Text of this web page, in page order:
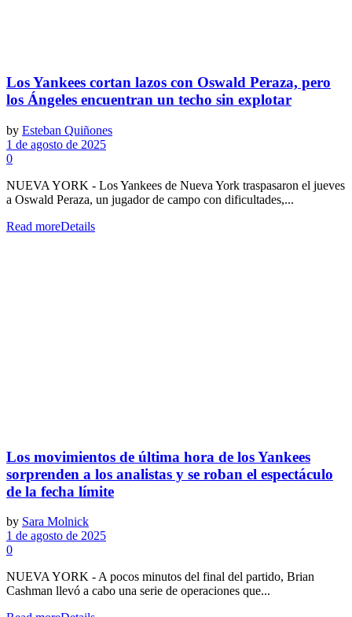
Los Yankees cortan lazos con Oswald Peraza, pero
los Ángeles encuentran un techo sin explotar
by Esteban Quiñones
1 de agosto de 2025
0
NUEVA YORK - Los Yankees de Nueva York traspasaron el jueves
a Oswald Peraza, un jugador de campo con dificultades,...
Read moreDetails
Los movimientos de última hora de los Yankees
sorprenden a los analistas y se roban el espectáculo
de la fecha límite
by Sara Molnick
1 de agosto de 2025
0
NUEVA YORK - A pocos minutos del final del partido, Brian
Cashman llevó a cabo una serie de operaciones que...